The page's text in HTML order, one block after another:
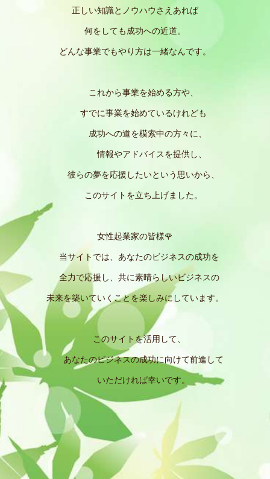
正しい知識とノウハウさえあれば
何をしても成功への近道。
どんな事業でもやり方は一緒なんです。
これから事業を始める方や、
すでに事業を始めているけれども
成功への道を模索中の方々に、
情報やアドバイスを提供し、
彼らの夢を応援したいという思いから、
このサイトを立ち上げました。
女性起業家の皆様🌹
当サイトでは、あなたのビジネスの成功を
全力で応援し、共に素晴らしいビジネスの
未来を築いていくことを楽しみにしています。
このサイトを活用して、
あなたのビジネスの成功に向けて前進して
いただければ幸いです。